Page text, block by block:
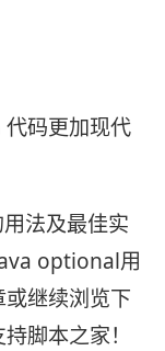
代码更加现代
法及最佳实
optional用
继续浏览下
脚本之家！